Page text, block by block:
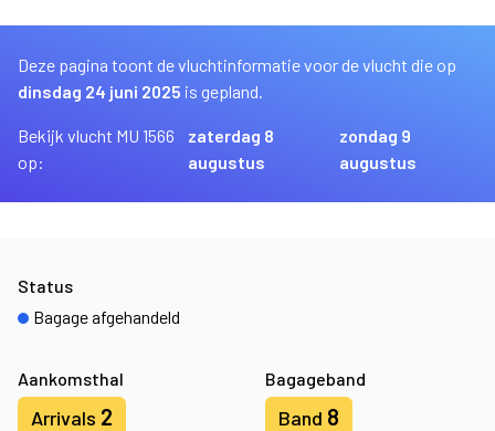
Deze pagina toont de vluchtinformatie voor de vlucht die op
dinsdag 24 juni 2025 is gepland.
Bekijk vlucht MU 1566
op:
zaterdag 8
augustus
zondag 9
augustus
Aankomsthal
Arrivals 2
Bagageband
Band 8
Status
Bagage afgehandeld